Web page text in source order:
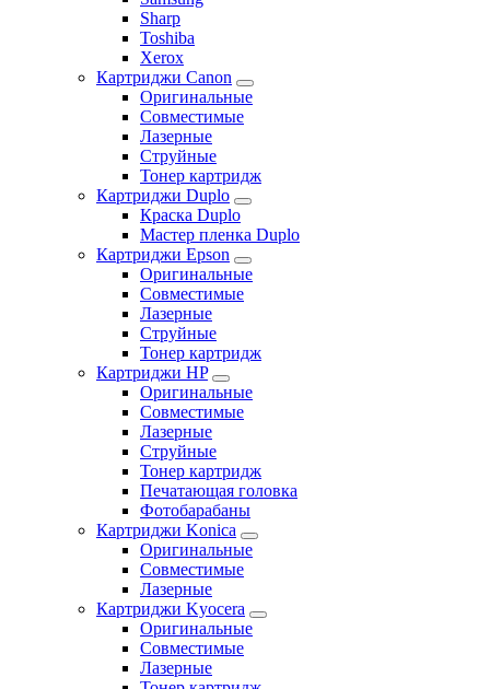
Sharp
Toshiba
Xerox
Картриджи Canon
Оригинальные
Совместимые
Лазерные
Струйные
Тонер картридж
Картриджи Duplo
Краска Duplo
Мастер пленка Duplo
Картриджи Epson
Оригинальные
Совместимые
Лазерные
Струйные
Тонер картридж
Картриджи HP
Оригинальные
Совместимые
Лазерные
Струйные
Тонер картридж
Печатающая головка
Фотобарабаны
Картриджи Konica
Оригинальные
Совместимые
Лазерные
Картриджи Kyocera
Оригинальные
Совместимые
Лазерные